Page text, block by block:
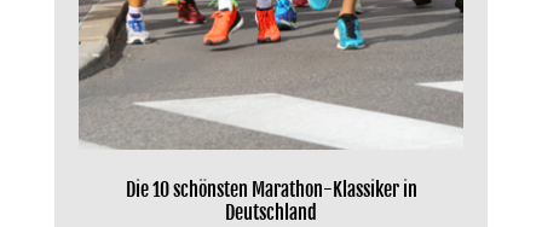
Die 10 schönsten Marathon-Klassiker in
Deutschland